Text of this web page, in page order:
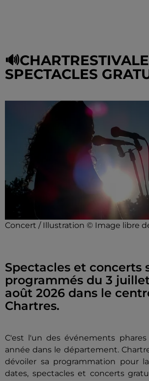
SPECTACLES
Concert / Illustration © Image libre
Spectacles et concerts
programmés du 3
août 2026 dans le
Chartres.
C'est l'un des événements
année dans le département.
dévoiler sa programmation pour
dates, spectacles et concerts